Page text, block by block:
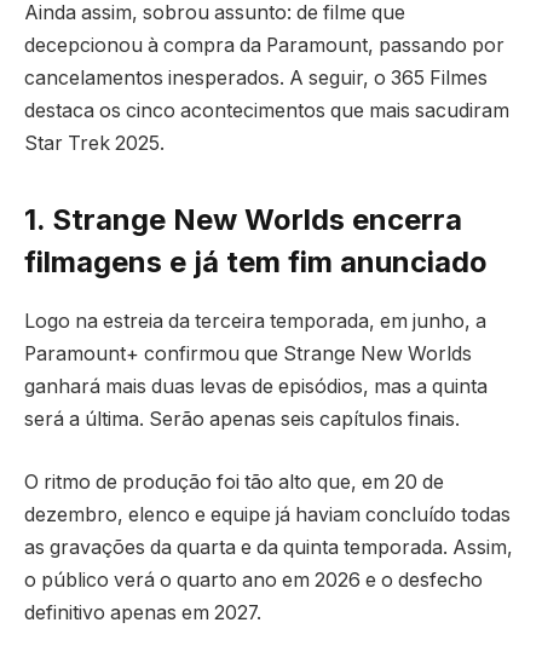
Ainda assim, sobrou assunto: de filme que
decepcionou à compra da Paramount, passando por
cancelamentos inesperados. A seguir, o 365 Filmes
destaca os cinco acontecimentos que mais sacudiram
Star Trek 2025.
1. Strange New Worlds encerra
filmagens e já tem fim anunciado
Logo na estreia da terceira temporada, em junho, a
Paramount+ confirmou que Strange New Worlds
ganhará mais duas levas de episódios, mas a quinta
será a última. Serão apenas seis capítulos finais.
O ritmo de produção foi tão alto que, em 20 de
dezembro, elenco e equipe já haviam concluído todas
as gravações da quarta e da quinta temporada. Assim,
o público verá o quarto ano em 2026 e o desfecho
definitivo apenas em 2027.